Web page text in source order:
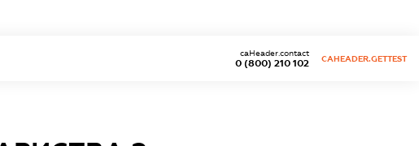
0 (800) 210 102
caHeader.contact
CAHEADER.GETTEST